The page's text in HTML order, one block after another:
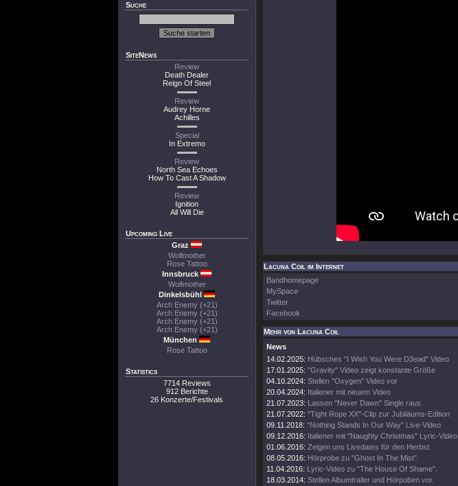
Suche
SiteNews
Review
Death Dealer
Reign Of Steel
Review
Audrey Horne
Achilles
Special
In Extremo
Review
North Sea Echoes
How To Cast A Shadow
Review
Ignition
All Will Die
Upcoming Live
Graz
Wolfmother
Rose Tattoo
Innsbruck
Wolfmother
Dinkelsbühl
Arch Enemy (+21)
Arch Enemy (+21)
Arch Enemy (+21)
Arch Enemy (+21)
München
Rose Tattoo
Statistics
7714 Reviews
912 Berichte
26 Konzerte/Festivals
Lacuna Coil im Internet
Bandhomepage
MySpace
Twitter
Facebook
Mehr von Lacuna Coil
News
14.02.2025: Hübsches "I Wish You Were D3ead" Video
17.01.2025: "Gravity" Video zeigt konstante Größe
04.10.2024: Stellen "Oxygen" Video vor
20.04.2024: Italiener mit neuem Video
21.07.2023: Lassen "Never Dawn" Single raus
21.07.2022: "Tight Rope XX"-Clip zur Jubiläums-Edition
09.11.2018: "Nothing Stands In Our Way" Live-Video
09.12.2016: Italiener mit "Naughty Christmas" Lyric-Video.
01.06.2016: Zeigen uns Livedates für den Herbst.
08.05.2016: Hörprobe zu "Ghost In The Mist".
11.04.2016: Lyric-Video zu "The House Of Shame".
18.03.2014: Stellen Albumtrailer und Hörpoben vor.